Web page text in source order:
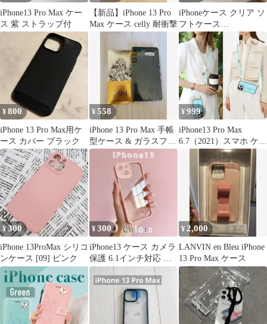
iPhone13 Pro Max ケー
ス 紫 ストラップ付
【新品】iPhone 13 Pro
Max ケース celly 耐衝撃
iPhoneケース クリア ソ
フトケース
iPhone13ProMax 緑
¥800
iPhone 13 Pro Max用ケ
ース カバー ブラック
¥558
iPhone 13 Pro Max 手帳
型ケース & ガラスフィ
ルム付き
¥999
iPhone13 Pro Max
6.7（2021）スマホ ケー
ス 肩掛け
¥300
iPhone 13ProMax シリコ
ンケース [09] ピンク
¥300
iPhone13 ケース カメラ
保護 6.1インチ対応 高
透明TPU素材 衝撃吸収
薄型軽量 6色展開 シリ
コンソフトケース カメ
ラレンズ保護 黄変防止
指紋防止 ワイヤレス充
¥2,000
LANVIN en Bleu iPhone
13 Pro Max ケース